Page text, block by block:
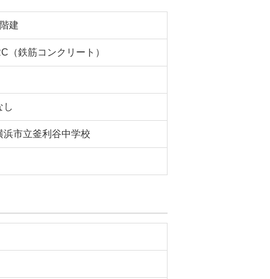
建
（鉄筋コンクリート）
し
浜市立釜利谷中学校